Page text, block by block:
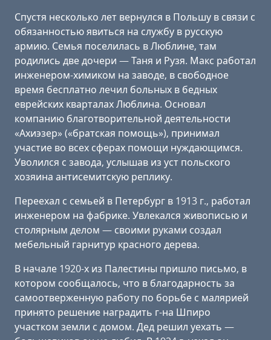
Спустя несколько лет вернулся в Польшу в связи с
обязанностью явиться на службу в русскую
армию. Семья поселилась в Люблине, там
родились две дочери — Таня и Рузя. Макс работал
инженером-химиком на заводе, в свободное
время бесплатно лечил больных в бедных
еврейских кварталах Люблина. Основал
компанию благотворительной деятельности
«Ахиэзер» («братская помощь»), принимал
участие во всех сферах помощи нуждающимся.
Уволился с завода, услышав из уст польского
хозяина антисемитскую реплику.
Переехал с семьей в Петербург в 1913 г., работал
инженером на фабрике. Увлекался живописью и
столярным делом — своими руками создал
мебельный гарнитур красного дерева.
В начале 1920-х из Палестины пришло письмо, в
котором сообщалось, что в благодарность за
самоотверженную работу по борьбе с малярией
принято решение наградить г-на Шпиро
участком земли с домом. Дед решил уехать —